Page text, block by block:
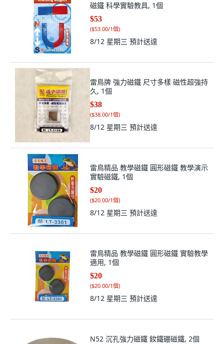
磁鐵 科學實驗教具, 1個
$53
($53.00/1個)
8/12 星期三 預計送達
雷鳥牌 強力磁鐵 尺寸多樣 磁性超強持
久, 1個
$38
($38.00/1個)
8/12 星期三 預計送達
雷鳥精品 教學磁鐵 圓形磁鐵 教學演示
實驗磁鐵, 1個
$20
($20.00/1個)
8/12 星期三 預計送達
雷鳥精品 教學磁鐵 圓形磁鐵 實驗教學
適用, 1個
$20
($20.00/1個)
8/12 星期三 預計送達
N52 沉孔強力磁鐵 釹鐵硼磁鐵, 2個